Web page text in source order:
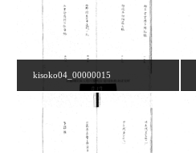
kisoko04_00000015